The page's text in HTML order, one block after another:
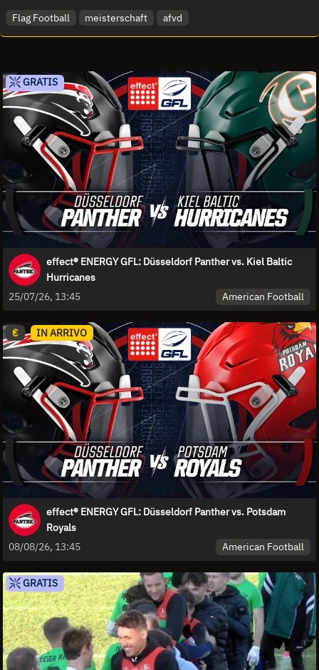
Flag Football meisterschaft afvd
GRATIS
effect® ENERGY GFL: Düsseldorf Panther vs. Kiel Baltic
Hurricanes
25/07/26, 13:45
American Football
€ IN ARRIVO
effect® ENERGY GFL: Düsseldorf Panther vs. Potsdam
Royals
08/08/26, 13:45
American Football
GRATIS